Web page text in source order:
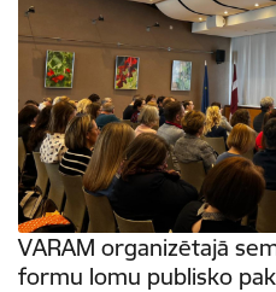
VARAM organizētajā
formu lomu publisko